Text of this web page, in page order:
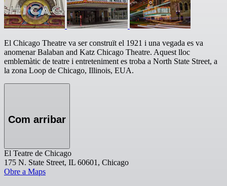
El Chicago Theatre va ser construït el 1921 i una vegada es va
anomenar Balaban and Katz Chicago Theatre. Aquest lloc
emblemàtic de teatre i entreteniment es troba a North State Street, a
la zona Loop de Chicago, Illinois, EUA.
Com arribar
El Teatre de Chicago
175 N. State Street, IL 60601, Chicago
Obre a Maps